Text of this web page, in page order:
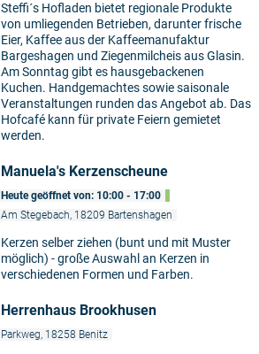
Steffi´s Hofladen bietet regionale Produkte
von umliegenden Betrieben, darunter frische
Eier, Kaffee aus der Kaffeemanufaktur
Bargeshagen und Ziegenmilcheis aus Glasin.
Am Sonntag gibt es hausgebackenen
Kuchen. Handgemachtes sowie saisonale
Veranstaltungen runden das Angebot ab. Das
Hofcafé kann für private Feiern gemietet
werden.
Manuela's Kerzenscheune
Heute geöffnet von: 10:00 - 17:00
Am Stegebach, 18209 Bartenshagen
Kerzen selber ziehen (bunt und mit Muster
möglich) - große Auswahl an Kerzen in
verschiedenen Formen und Farben.
Herrenhaus Brookhusen
Parkweg, 18258 Benitz